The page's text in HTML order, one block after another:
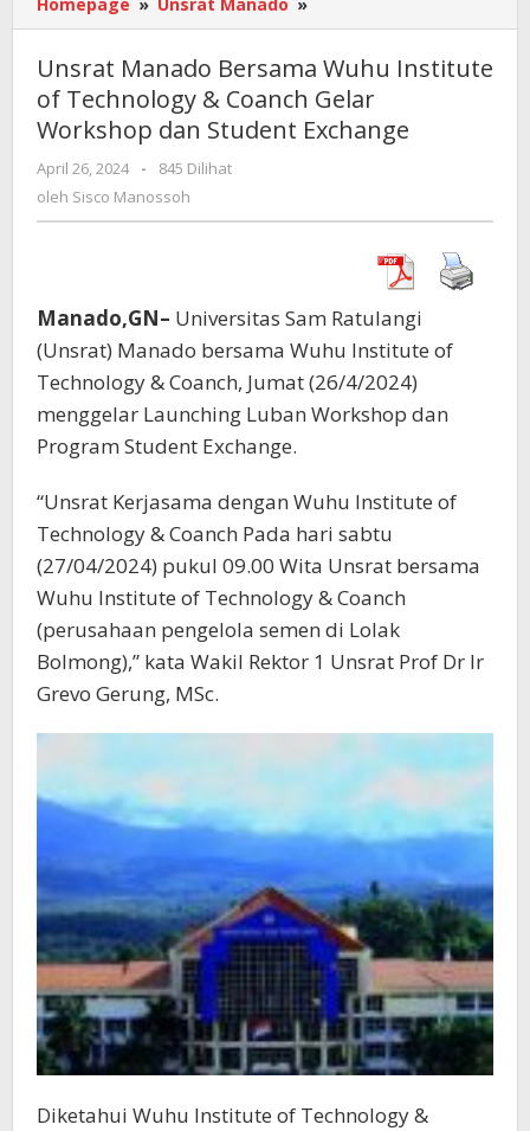
Manado
Wuhu
Institute
of
Gelar
Workshop
Exchange
Unsrat Manado Bersama Wuhu Institute
of Technology & Coanch Gelar
Workshop dan Student Exchange
April 26, 2024
oleh
Sisco
-
845 Dilihat
oleh Sisco Manossoh
Manado,GN– Universitas Sam Ratulangi
(Unsrat) Manado bersama Wuhu Institute of
Technology & Coanch, Jumat (26/4/2024)
menggelar Launching Luban Workshop dan
Program Student Exchange.
“Unsrat Kerjasama dengan Wuhu Institute of
Technology & Coanch Pada hari sabtu
(27/04/2024) pukul 09.00 Wita Unsrat bersama
Wuhu Institute of Technology & Coanch
(perusahaan pengelola semen di Lolak
Bolmong),” kata Wakil Rektor 1 Unsrat Prof Dr Ir
Grevo Gerung, MSc.
Diketahui Wuhu Institute of Technology &